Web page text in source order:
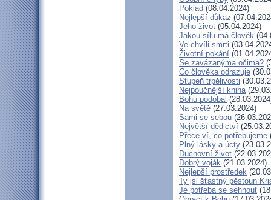
Poklad (08.04.2024)
Nejlepší důkaz
Jeho život (05.04.2024)
Jakou sílu má člověk
Ve chvíli smrti
Životní pokání
Se zavázanýma očima?
Co člověka odrazuje
Stupeň trpělivosti
Nejpoučnější kniha
Bohu podobal
Na světě (27.03.2024)
Sami se sebou
Největší dědictví
Přece ví, co potřebujeme
Plný lásky a úcty
Duchovní život
Dobrý voják (21.03.2024)
Nejlepší prostředek
Ty jsi šťastný pěstoun
Je potřeba se sehnout